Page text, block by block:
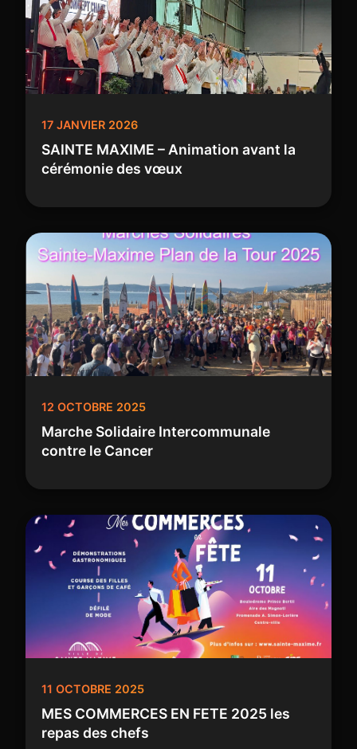
17 JANVIER 2026
SAINTE MAXIME – Animation avant la
cérémonie des vœux
12 OCTOBRE 2025
Marche Solidaire Intercommunale
contre le Cancer
11 OCTOBRE 2025
MES COMMERCES EN FETE 2025 les
repas des chefs